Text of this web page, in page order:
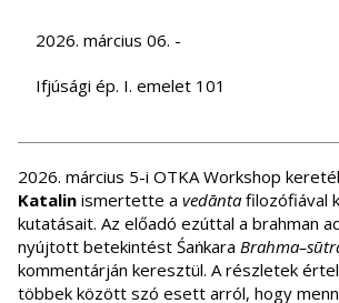
2026. március 06. -
Ifjúsági ép. I. emelet 101
2026. március 5-i OTKA Workshop
Katalin ismertette a vedānta filozófiával
kutatásait. Az előadó ezúttal a brahman
nyújtott betekintést Śaṅkara
kommentárján keresztül. A részletek
többek között szó esett arról, hogy